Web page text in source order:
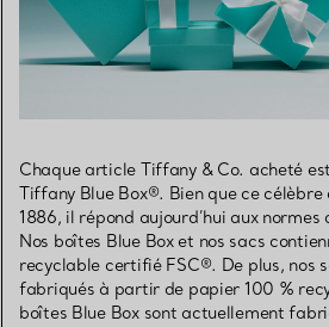
Chaque article Tiffany & Co. acheté
Tiffany Blue Box®. Bien que ce
1886, il répond aujourd’hui aux
Nos boîtes Blue Box et nos sacs
recyclable certifié FSC®. De plus, nos
fabriqués à partir de papier 100 %
boîtes Blue Box sont actuellement